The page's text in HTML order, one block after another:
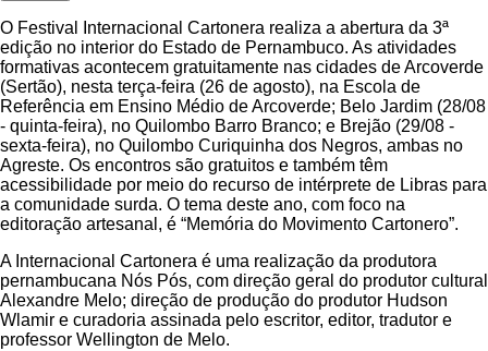
O Festival Internacional Cartonera realiza a abertura da 3ª
edição no interior do Estado de Pernambuco. As atividades
formativas acontecem gratuitamente nas cidades de Arcoverde
(Sertão), nesta terça-feira (26 de agosto), na Escola de
Referência em Ensino Médio de Arcoverde; Belo Jardim (28/08
- quinta-feira), no Quilombo Barro Branco; e Brejão (29/08 -
sexta-feira), no Quilombo Curiquinha dos Negros, ambas no
Agreste. Os encontros são gratuitos e também têm
acessibilidade por meio do recurso de intérprete de Libras para
a comunidade surda. O tema deste ano, com foco na
editoração artesanal, é “Memória do Movimento Cartonero”.
A Internacional Cartonera é uma realização da produtora
pernambucana Nós Pós, com direção geral do produtor cultural
Alexandre Melo; direção de produção do produtor Hudson
Wlamir e curadoria assinada pelo escritor, editor, tradutor e
professor Wellington de Melo.